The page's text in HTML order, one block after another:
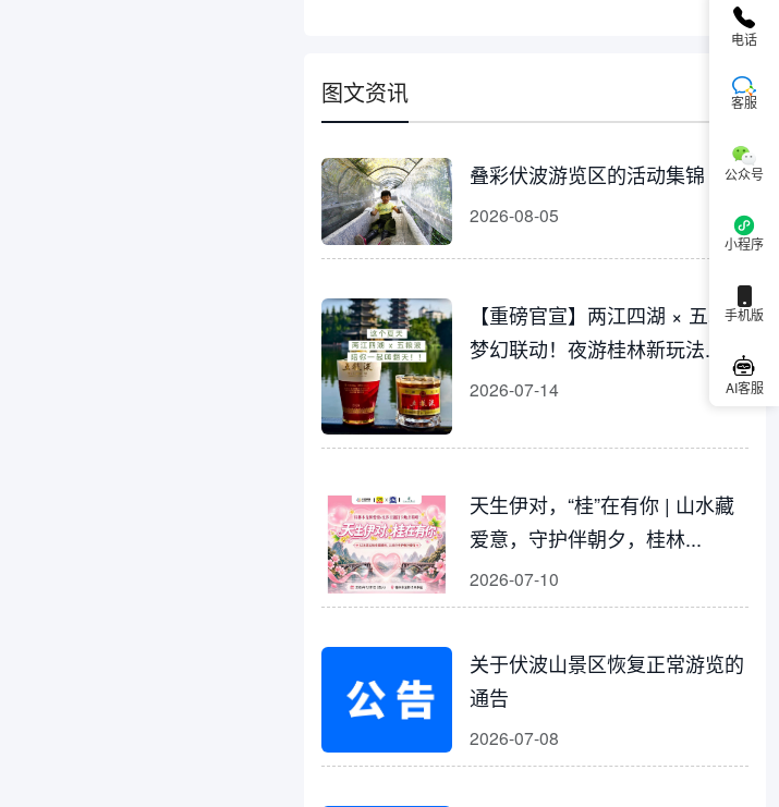
图文资讯
叠彩伏波游览区的活动集锦
2026-08-05
【重磅官宣】两江四湖 × 五粮液
梦幻联动！夜游桂林新玩法...
2026-07-14
天生伊对，“桂”在有你 | 山水藏
爱意，守护伴朝夕，桂林...
2026-07-10
关于伏波山景区恢复正常游览的
通告
2026-07-08
电话
客服
公众号
小程序
手机版
AI客服